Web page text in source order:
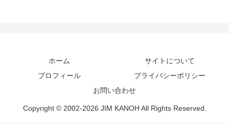
ホーム
サイトについて
プロフィール
プライバシーポリシー
お問い合わせ
Copyright © 2002-2026 JIM KANOH All Rights Reserved.